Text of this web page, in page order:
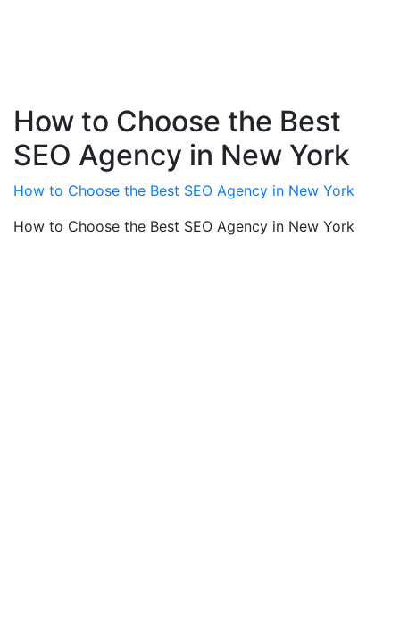
How to Choose the Best
SEO Agency in New York
How to Choose the Best SEO Agency in New York
How to Choose the Best SEO Agency in New York